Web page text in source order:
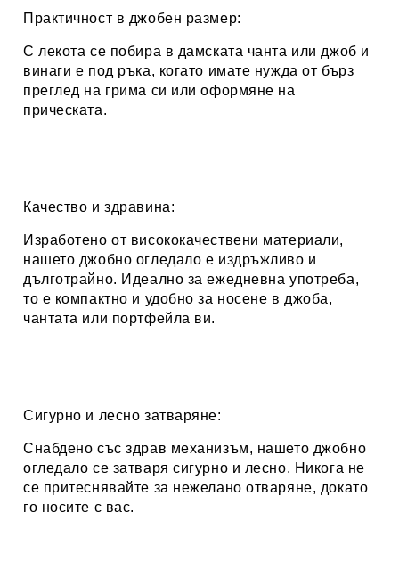
Практичност в джобен размер:
С лекота се побира в дамската чанта или джоб и
винаги е под ръка, когато имате нужда от бърз
преглед на грима си или оформяне на
прическата.
Качество и здравина:
Изработено от висококачествени материали,
нашето джобно огледало е издръжливо и
дълготрайно. Идеално за ежедневна употреба,
то е компактно и удобно за носене в джоба,
чантата или портфейла ви.
Сигурно и лесно затваряне:
Снабдено със здрав механизъм, нашето джобно
огледало се затваря сигурно и лесно. Никога не
се притеснявайте за нежелано отваряне, докато
го носите с вас.